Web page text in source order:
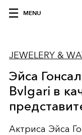
MENU
JEWELERY &
Эйса
Bvlgari в
Актриса Эйса